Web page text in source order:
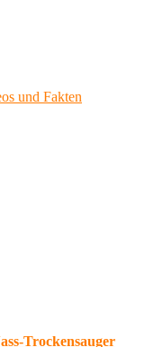
Trockensauger